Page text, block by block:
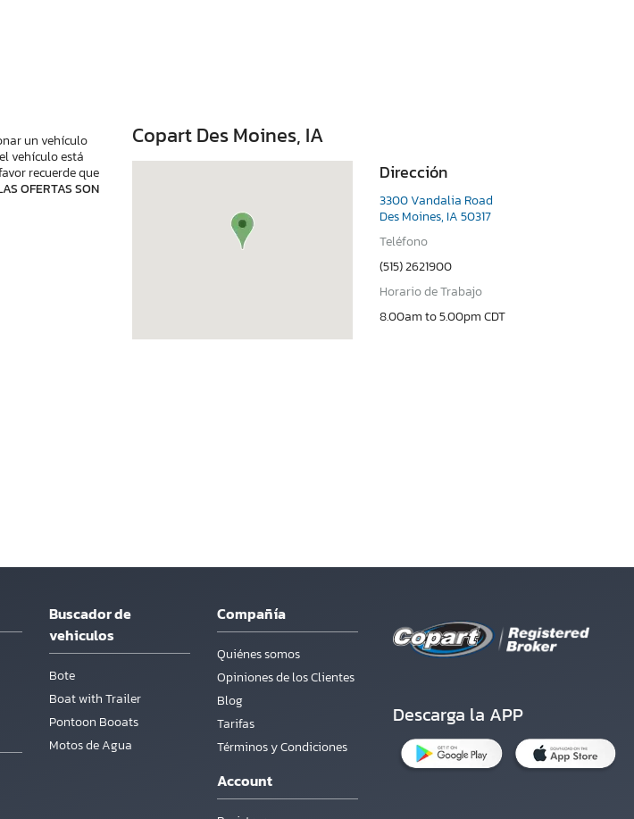
un vehículo
vehículo está
recuerde que
OFERTAS SON
Copart Des Moines, IA
Dirección
3300 Vandalia Road
Des Moines, IA 50317
Teléfono
(515) 2621900
Horario de Trabajo
8.00am to 5.00pm CDT
Buscador de
vehiculos
Bote
Boat with Trailer
Pontoon Booats
Motos de Agua
Compañía
Quiénes somos
Opiniones de los Clientes
Blog
Tarifas
Términos y Condiciones
Account
Descarga la APP